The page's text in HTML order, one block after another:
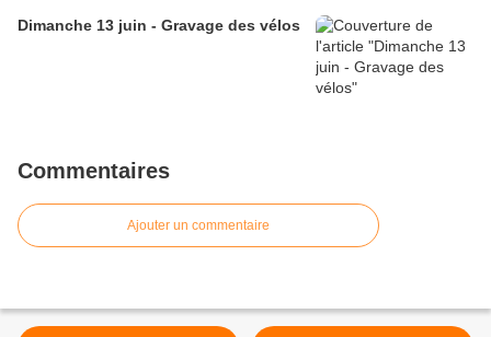
Dimanche 13 juin - Gravage des vélos
Commentaires
Ajouter un commentaire